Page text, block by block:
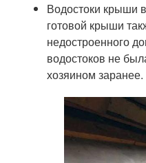
Водостоки крыши
готовой крыши
недостроенного
водостоков не
хозяином заранее.